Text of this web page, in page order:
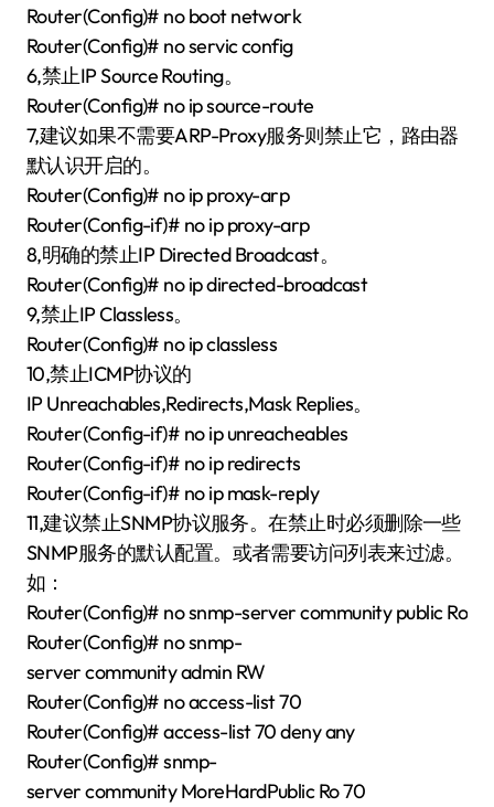
Router(Config)# no boot network
Router(Config)# no servic config
6,禁止IP Source Routing。
Router(Config)# no ip source-route
7,建议如果不需要ARP-Proxy服务则禁止它，路由器
默认识开启的。
Router(Config)# no ip proxy-arp
Router(Config-if)# no ip proxy-arp
8,明确的禁止IP Directed Broadcast。
Router(Config)# no ip directed-broadcast
9,禁止IP Classless。
Router(Config)# no ip classless
10,禁止ICMP协议的
IP Unreachables,Redirects,Mask Replies。
Router(Config-if)# no ip unreacheables
Router(Config-if)# no ip redirects
Router(Config-if)# no ip mask-reply
11,建议禁止SNMP协议服务。在禁止时必须删除一些
SNMP服务的默认配置。或者需要访问列表来过滤。
如：
Router(Config)# no snmp-server community public Ro
Router(Config)# no snmp-
server community admin RW
Router(Config)# no access-list 70
Router(Config)# access-list 70 deny any
Router(Config)# snmp-
server community MoreHardPublic Ro 70